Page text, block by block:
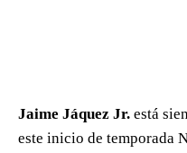
Jaime Jáquez Jr. está
este inicio de temporada